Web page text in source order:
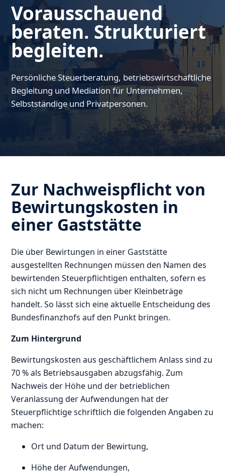
Vorausschauend
beraten. Strukturiert
begleiten.
Persönliche Steuerberatung, betriebswirtschaftliche
Begleitung und Mediation für Unternehmen,
Selbstständige und Privatpersonen.
Zur Nachweispflicht von
Bewirtungskosten in
einer Gaststätte
Die über Bewirtungen in einer Gaststätte
ausgestellten Rechnungen müssen den Namen des
bewirtenden Steuerpflichtigen enthalten, sofern es
sich nicht um Rechnungen über Kleinbeträge
handelt. So lässt sich eine aktuelle Entscheidung des
Bundesfinanzhofs auf den Punkt bringen.
Zum Hintergrund
Bewirtungskosten aus geschäftlichem Anlass sind zu
70 % als Betriebsausgaben abzugsfähig. Zum
Nachweis der Höhe und der betrieblichen
Veranlassung der Aufwendungen hat der
Steuerpflichtige schriftlich die folgenden Angaben zu
machen:
Ort und Datum der Bewirtung,
Höhe der Aufwendungen,